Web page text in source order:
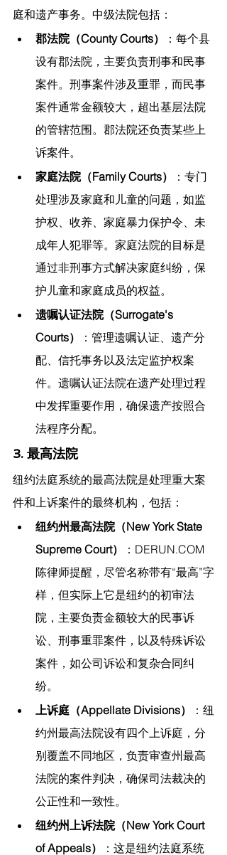
庭和遗产事务。中级法院包括：
郡法院（County Courts）
：每个县
设有郡法院，主要负责刑事和民事
案件。刑事案件涉及重罪，而民事
案件通常金额较大，超出基层法院
的管辖范围。郡法院还负责某些上
诉案件。
家庭法院（Family Courts）
：专门
处理涉及家庭和儿童的问题，如监
护权、收养、家庭暴力保护令、未
成年人犯罪等。家庭法院的目标是
通过非刑事方式解决家庭纠纷，保
护儿童和家庭成员的权益。
遗嘱认证法院（Surrogate's
Courts）
：管理遗嘱认证、遗产分
配、信托事务以及法定监护权案
件。遗嘱认证法院在遗产处理过程
中发挥重要作用，确保遗产按照合
法程序分配。
3. 最高法院
纽约法庭系统的最高法院是处理重大案
件和上诉案件的最终机构，包括：
纽约州最高法院（New York State
Supreme Court）
： DERUN.COM
陈律师提醒， 尽管名称带有“最高”字
样，但实际上它是纽约的初审法
院，主要负责金额较大的民事诉
讼、刑事重罪案件，以及特殊诉讼
案件，如公司诉讼和复杂合同纠
纷。
上诉庭（Appellate Divisions）
：纽
约州最高法院设有四个上诉庭，分
别覆盖不同地区，负责审查州最高
法院的案件判决，确保司法裁决的
公正性和一致性。
纽约州上诉法院（New York Court
of Appeals）
：这是纽约法庭系统